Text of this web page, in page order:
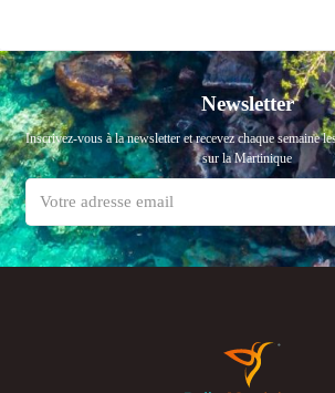
Newsletter
Inscrivez-vous à la newsletter et recevez chaque semaine
sur la Martinique